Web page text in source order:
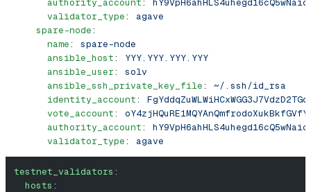
      validator_type
: agave
    spare-node
:
      name
: spare-node
      ansible_host
: YYY.YYY.YYY.YYY
      ansible_user
: solv
      ansible_ssh_private_key_file
: ~/.ssh/id_rsa
      identity_account
:
      vote_account
:
      authority_account
:
      validator_type
: agave
testnet_validators :
  hosts
: